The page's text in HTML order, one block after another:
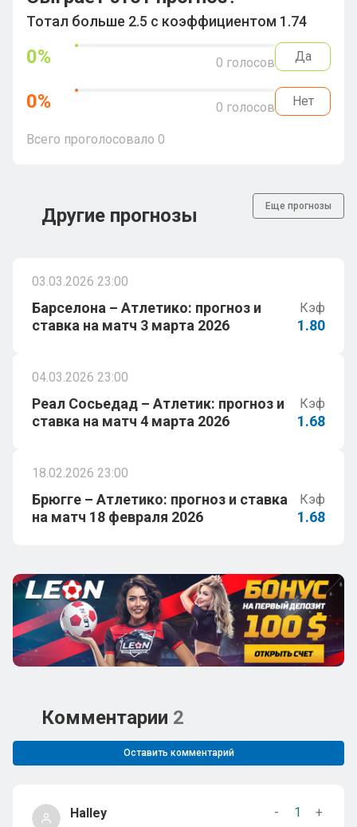
Тотал больше 2.5 с коэффициентом 1.74
0% 0 голосов Да
0% 0 голосов Нет
Всего проголосовало 0
Другие прогнозы Еще прогнозы
03.03.2026 23:00
Барселона – Атлетико: прогноз и
ставка на матч 3 марта 2026
Кэф
1.80
04.03.2026 23:00
Реал Сосьедад – Атлетик: прогноз и
ставка на матч 4 марта 2026
Кэф
1.68
18.02.2026 23:00
Брюгге – Атлетико: прогноз и ставка
на матч 18 февраля 2026
Кэф
1.68
Комментарии 2
Оставить комментарий
Halley - 1
+